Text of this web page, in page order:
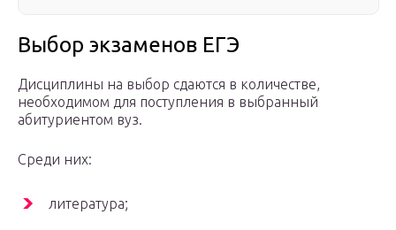
Выбор экзаменов ЕГЭ
Дисциплины на выбор сдаются в количестве,
необходимом для поступления в выбранный
абитуриентом вуз.
Среди них:
литература;